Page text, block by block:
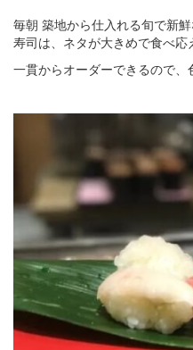
毎朝 築地から仕入れる旬で新
寿司は、ネタが大きめで食べ応
一貫からオーダーできるので、